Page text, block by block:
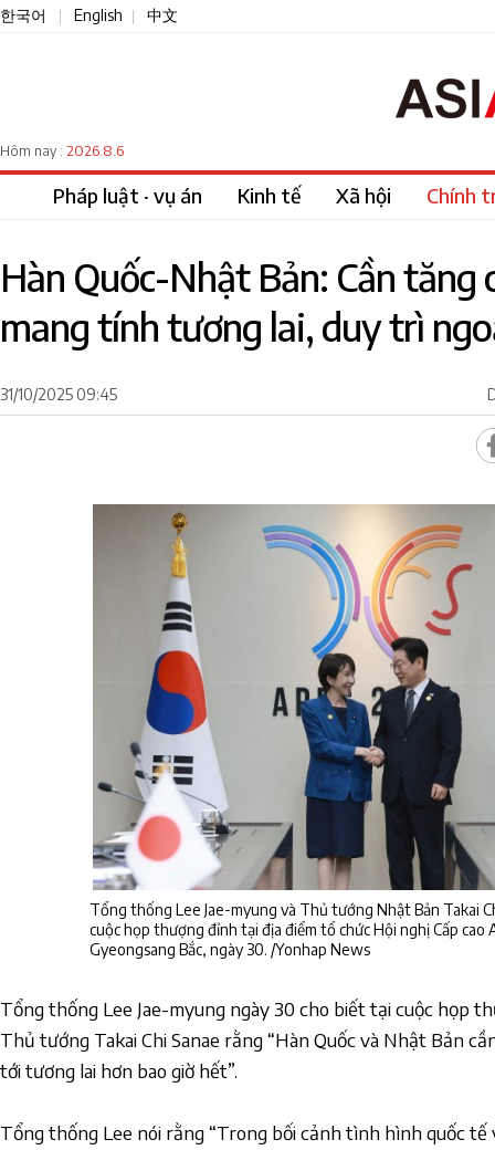
한국어 English 中文
Hôm nay : 2026.8.6
Pháp luật · vụ án Kinh tế Xã hội Chính
Hàn Quốc-Nhật Bản: Cần tăng
mang tính tương lai, duy trì
31/10/2025 09:45
Tổng thống Lee Jae-myung và Thủ tướng Nhật Bản Takai
cuộc họp thượng đỉnh tại địa điểm tổ chức Hội nghị Cấp cao
Gyeongsang Bắc, ngày 30. /Yonhap News
Tổng thống Lee Jae-myung ngày 30 cho biết tại cuộc họp
Thủ tướng Takai Chi Sanae rằng “Hàn Quốc và Nhật Bản
tới tương lai hơn bao giờ hết”.
Tổng thống Lee nói rằng “Trong bối cảnh tình hình quốc